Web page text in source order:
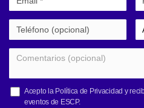
Acepto la Política de Privacidad y
eventos de ESCP.